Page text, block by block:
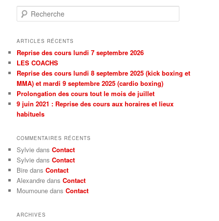
Recherche
ARTICLES RÉCENTS
Reprise des cours lundi 7 septembre 2026
LES COACHS
Reprise des cours lundi 8 septembre 2025 (kick boxing et
MMA) et mardi 9 septembre 2025 (cardio boxing)
Prolongation des cours tout le mois de juillet
9 juin 2021 : Reprise des cours aux horaires et lieux
habituels
COMMENTAIRES RÉCENTS
Sylvie dansContact
Sylvie dansContact
Bire dansContact
Alexandre dansContact
Moumoune dansContact
ARCHIVES